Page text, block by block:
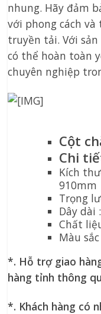
nhung. Hãy đảm
với phong cách
truyền tải. Với
có thể hoàn toàn
chuyên nghiệp
Cột
Chi
Kích
910mm
Trọng
Dây dài
Chất
Màu
*. Hỗ trợ giao
hàng tỉnh thông
*. Khách hàng có